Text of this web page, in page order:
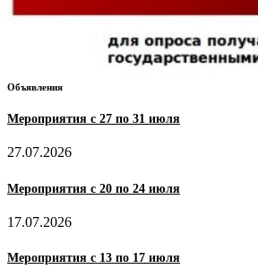
Объявления
Мероприятия с 27 по 31 июля
27.07.2026
Мероприятия с 20 по 24 июля
17.07.2026
Мероприятия с 13 по 17 июля